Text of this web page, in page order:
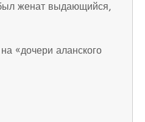
женат выдающийся,
«дочери аланского